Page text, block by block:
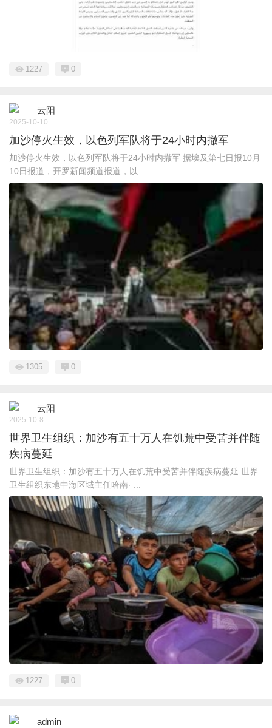
1227 0
云阳
2025-10-10
加沙停火生效，以色列军队将于24小时内撤军
加沙停火生效，以色列军队将于24小时内撤军 据埃及第七日报10月
10日报道，开罗新闻频道报道，以 ...
1305 0
云阳
2025-10-8
世界卫生组织：加沙有五十万人在饥荒中受苦并伴随
疾病蔓延
世界卫生组织：加沙有五十万人在饥荒中受苦并伴随疾病蔓延 世界
卫生组织东地中海区域主任哈南· ...
1227 0
admin